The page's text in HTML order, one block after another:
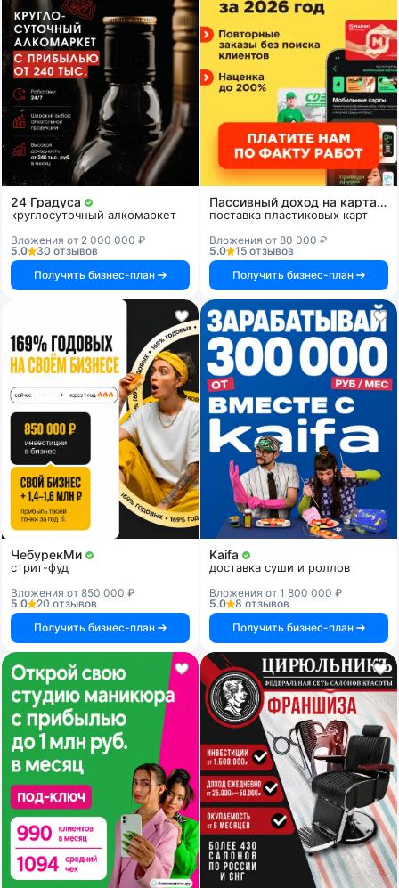
24 Градуса
круглосуточный алкомаркет
Вложения от 2 000 000 ₽
5.0
30 отзывов
Получить бизнес-план
Пассивный доход на картах и системах
поставка пластиковых карт
Вложения от 80 000 ₽
5.0
15 отзывов
Получить бизнес-план
ЧебурекМи
стрит-фуд
Вложения от 850 000 ₽
5.0
20 отзывов
Получить бизнес-план
Kaifa
доставка суши и роллов
Вложения от 1 800 000 ₽
5.0
8 отзывов
Получить бизнес-план